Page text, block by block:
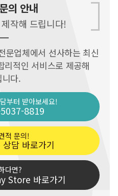
의 안내
작해 드립니다!
문업체에서 선사하는 최신
리적인 서비스로 제공해
니다.
부터 받아보세요!
8819
적 문의!
담 바로가기
다면?
Store 바로가기